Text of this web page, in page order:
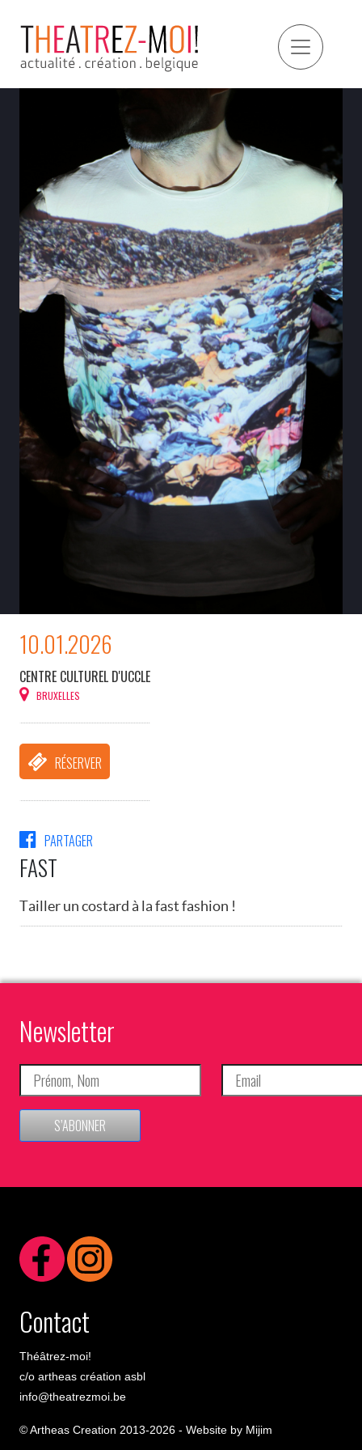
10.01.2026
CENTRE CULTUREL D'UCCLE
BRUXELLES
RÉSERVER
PARTAGER
FAST
Tailler un costard à la fast fashion !
Newsletter
S’ABONNER
Contact
Théâtrez-moi!
c/o artheas création asbl
info@theatrezmoi.be
© Artheas Creation 2013-2026 - Website by Mijim